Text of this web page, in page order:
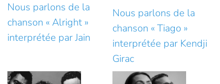
Nous parlons de la
chanson « Alright »
interprétée par Jain
Nous parlons de la
chanson « Tiago »
interprétée par Kendji
Girac